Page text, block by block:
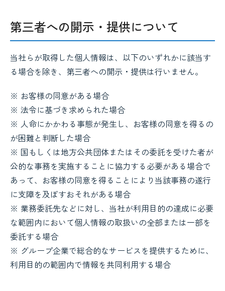
第三者への開示・提供について
当社らが取得した個人情報は、以下のいずれかに該当す
る場合を除き、第三者への開示・提供は行いません。
※ お客様の同意がある場合
※ 法令に基づき求められた場合
※ 人命にかかわる事態が発生し、お客様の同意を得るの
が困難と判断した場合
※ 国もしくは地方公共団体またはその委託を受けた者が
公的な事務を実施することに協力する必要がある場合で
あって、お客様の同意を得ることにより当該事務の遂行
に支障を及ぼすおそれがある場合
※ 業務委託先などに対し、当社が利用目的の達成に必要
な範囲内において個人情報の取扱いの全部または一部を
委託する場合
※ グループ企業で総合的なサービスを提供するために、
利用目的の範囲内で情報を共同利用する場合